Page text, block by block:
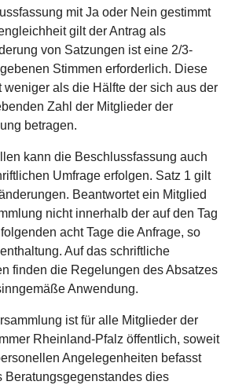
mit Ja oder Nein gestimmt
gilt der Antrag als
von Satzungen ist eine 2/3-
Stimmen erforderlich. Diese
weniger als die Hälfte der sich aus der
Zahl der Mitglieder der
betragen.
kann die Beschlussfassung auch
Umfrage erfolgen. Satz 1 gilt
Beantwortet ein Mitglied
nicht innerhalb der auf den Tag
acht Tage die Anfrage, so
Auf das schriftliche
finden die Regelungen des Absatzes
Anwendung.
ist für alle Mitglieder der
Rheinland-Pfalz öffentlich, soweit
Angelegenheiten befasst
Beratungsgegenstandes dies